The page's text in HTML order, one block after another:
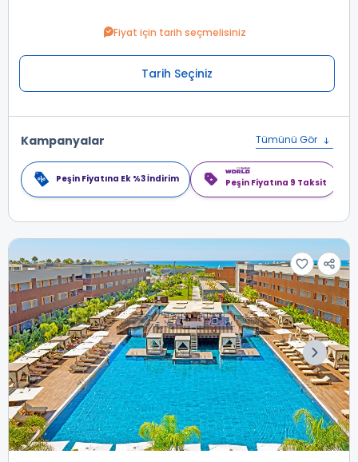
Fiyat için tarih seçmelisiniz
Tarih Seçiniz
Kampanyalar Tümünü Gör
Peşin Fiyatına Ek %3 İndirim Peşin Fiyatına 9 Taksit